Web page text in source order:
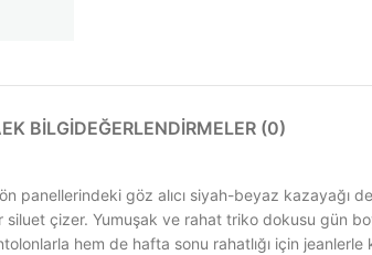
EK BILGIDEĞERLENDIRMELER (0)
panellerindeki göz alıcı siyah-beyaz
çizer. Yumuşak ve rahat triko dokusu gün
hem de hafta sonu rahatlığı için